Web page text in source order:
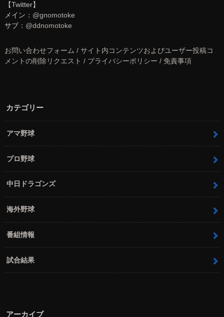
【Twitter】
メイン： @gnomotoke
サブ： @ddnomotoke
お問い合わせフォーム / サイト内コンテンツおよびユーザー投稿コ
メントの削除リクエスト / プライバシーポリシー / 免責事項
カテゴリー
アマ野球
プロ野球
中日ドラゴンズ
海外野球
番組情報
試合結果
アーカイブ